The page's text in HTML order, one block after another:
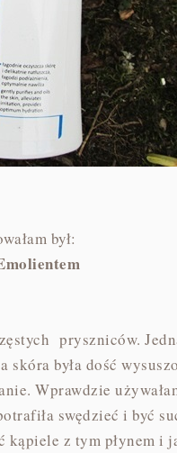
był:
pryszniców.
była dość
Wprawdzie
swędzieć i być
kąpiele z tym płynem i